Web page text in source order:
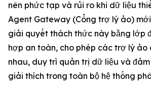
nên phức tạp và rủi ro khi dữ liệu
Agent Gateway (Cổng trợ lý ảo)
giải quyết thách thức này bằng lớp
hợp an toàn, cho phép các trợ lý ảo
nhau, duy trì quản trị dữ liệu và
giải thích trong toàn bộ hệ thống